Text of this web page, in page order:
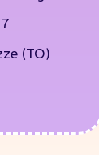
(TO)